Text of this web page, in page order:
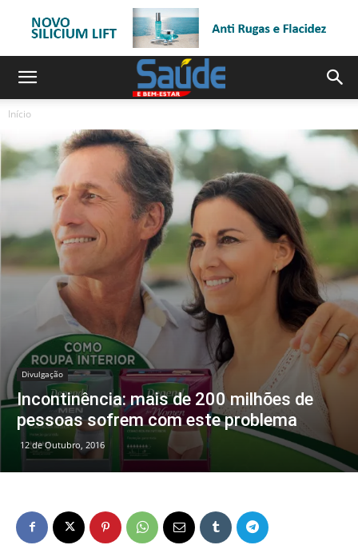
Início
Divulgação
Incontinência: mais de 200 milhões de
pessoas sofrem com este problema
12 de Outubro, 2016